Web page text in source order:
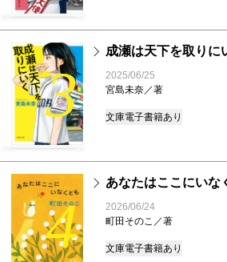
3
成瀬は天下を取りに
2025/06/25
宮島未奈／著
文庫電子書籍あり
4
あなたはここにいな
2026/06/24
町田そのこ／著
文庫電子書籍あり